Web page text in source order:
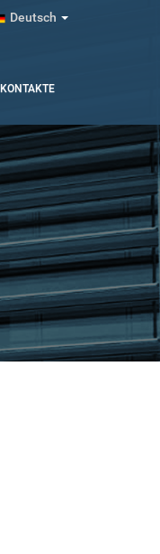
Deutsch
KONTAKTE